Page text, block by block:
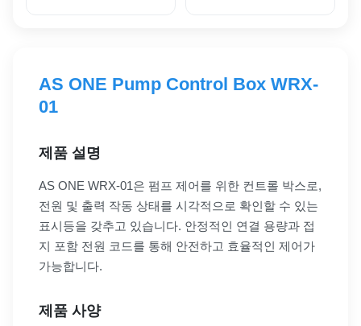
AS ONE Pump Control Box WRX-
01
제품 설명
AS ONE WRX-01은 펌프 제어를 위한 컨트롤 박스로,
전원 및 출력 작동 상태를 시각적으로 확인할 수 있는
표시등을 갖추고 있습니다. 안정적인 연결 용량과 접
지 포함 전원 코드를 통해 안전하고 효율적인 제어가
가능합니다.
제품 사양